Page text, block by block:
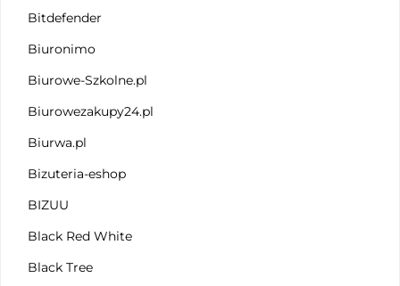
Bitdefender
Biuronimo
Biurowe-Szkolne.pl
Biurowezakupy24.pl
Biurwa.pl
Bizuteria-eshop
BIZUU
Black Red White
Black Tree